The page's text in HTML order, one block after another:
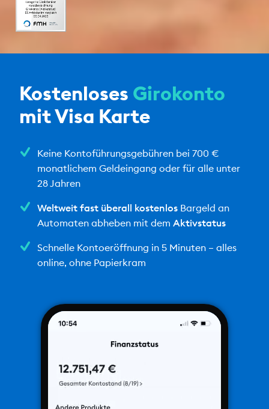
Kostenloses Girokonto
mit Visa Karte
Keine Kontoführungsgebühren bei 700 €
monatlichem Geldeingang oder für alle unter
28 Jahren
Weltweit fast überall kostenlosBargeld an
Automaten abheben mit dem Aktivstatus
Schnelle Kontoeröffnung in 5 Minuten – alles
online, ohne Papierkram